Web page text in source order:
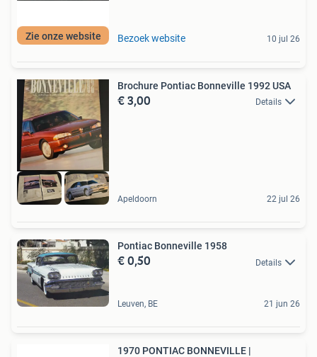
Zie onze website Bezoek website 10 jul 26
Brochure Pontiac Bonneville 1992 USA
€ 3,00 Details
Apeldoorn 22 jul 26
Pontiac Bonneville 1958
€ 0,50 Details
Leuven, BE 21 jun 26
1970 PONTIAC BONNEVILLE |